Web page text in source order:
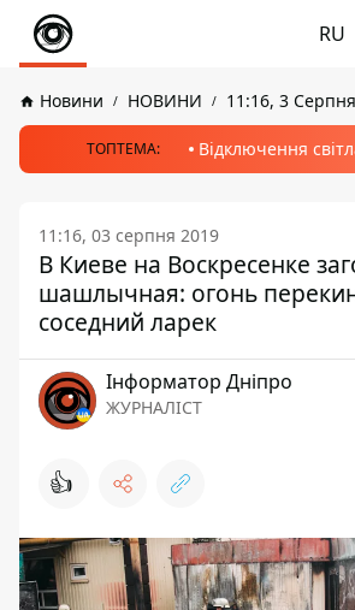
RU
Новини НОВИНИ 11:16, 3
ТОПТЕМА: Відключення
11:16, 03 серпня 2019
В Киеве на Воскресенке
шашлычная: огонь
соседний ларек
Інформатор Дніпро
ЖУРНАЛІСТ
👍